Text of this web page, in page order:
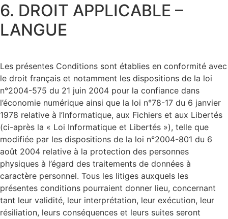
6. DROIT APPLICABLE –
LANGUE
Les présentes Conditions sont établies en conformité avec
le droit français et notamment les dispositions de la loi
n°2004-575 du 21 juin 2004 pour la confiance dans
l’économie numérique ainsi que la loi n°78-17 du 6 janvier
1978 relative à l’Informatique, aux Fichiers et aux Libertés
(ci-après la « Loi Informatique et Libertés »), telle que
modifiée par les dispositions de la loi n°2004-801 du 6
août 2004 relative à la protection des personnes
physiques à l’égard des traitements de données à
caractère personnel. Tous les litiges auxquels les
présentes conditions pourraient donner lieu, concernant
tant leur validité, leur interprétation, leur exécution, leur
résiliation, leurs conséquences et leurs suites seront